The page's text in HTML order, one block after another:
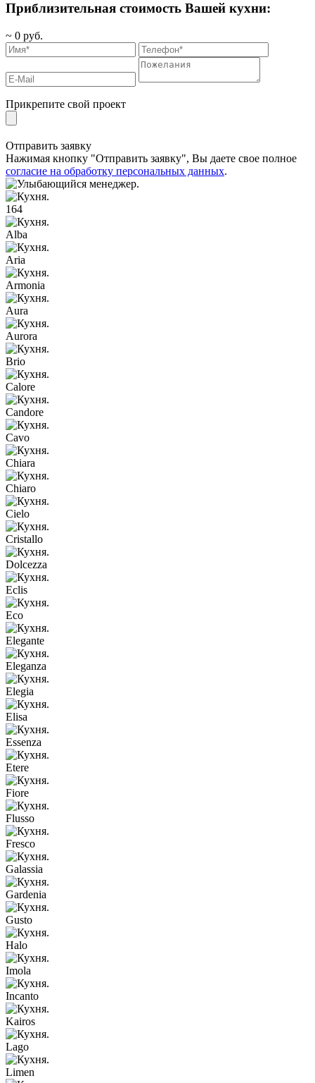
Приблизительная стоимость Вашей кухни:
~ 0 руб.
Прикрепите свой проект
Отправить заявку
Нажимая кнопку "Отправить заявку", Вы даете свое полное
согласие на обработку персональных данных.
164
Alba
Aria
Armonia
Aura
Aurora
Brio
Calore
Candore
Cavo
Chiara
Chiaro
Cielo
Cristallo
Dolcezza
Eclis
Eco
Elegante
Eleganza
Elegia
Elisa
Essenza
Etere
Fiore
Flusso
Fresco
Galassia
Gardenia
Gusto
Halo
Imola
Incanto
Kairos
Lago
Limen